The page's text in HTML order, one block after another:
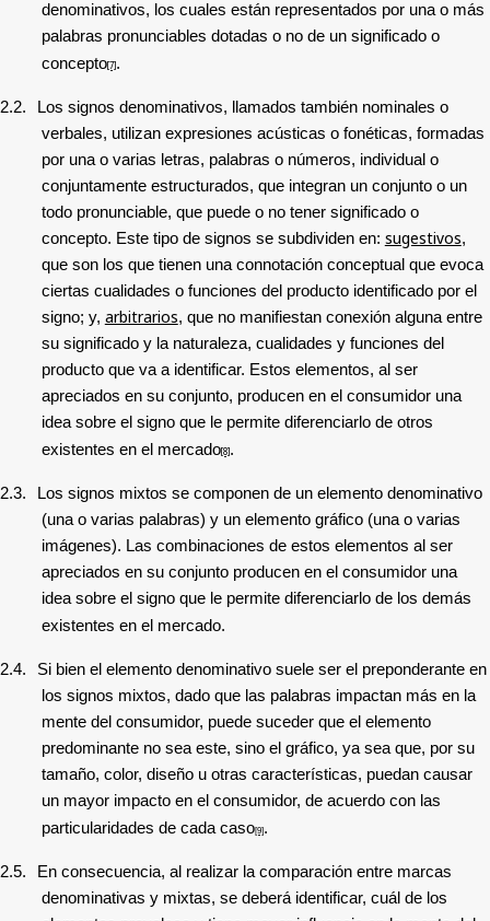
denominativos, los cuales están representados por una o más
palabras pronunciables dotadas o no de un significado o
concepto[7].
2.2.
Los signos denominativos, llamados también nominales o
verbales, utilizan expresiones acústicas o fonéticas, formadas
por una o varias letras, palabras o números, individual o
conjuntamente estructurados, que integran un conjunto o un
todo pronunciable, que puede o no tener significado o
concepto. Este tipo de signos se subdividen en: sugestivos,
que son los que tienen una connotación conceptual que evoca
ciertas cualidades o funciones del producto identificado por el
signo; y, arbitrarios, que no manifiestan conexión alguna entre
su significado y la naturaleza, cualidades y funciones del
producto que va a identificar. Estos elementos, al ser
apreciados en su conjunto, producen en el consumidor una
idea sobre el signo que le permite diferenciarlo de otros
existentes en el mercado[8].
2.3.
Los signos mixtos se componen de un elemento denominativo
(una o varias palabras) y un elemento gráfico (una o varias
imágenes). Las combinaciones de estos elementos al ser
apreciados en su conjunto producen en el consumidor una
idea sobre el signo que le permite diferenciarlo de los demás
existentes en el mercado.
2.4.
Si bien el elemento denominativo suele ser el preponderante en
los signos mixtos, dado que las palabras impactan más en la
mente del consumidor, puede suceder que el elemento
predominante no sea este, sino el gráfico, ya sea que, por su
tamaño, color, diseño u otras características, puedan causar
un mayor impacto en el consumidor, de acuerdo con las
particularidades de cada caso[9].
2.5.
En consecuencia, al realizar la comparación entre marcas
denominativas y mixtas, se deberá identificar, cuál de los